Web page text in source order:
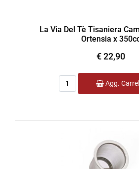
La Via Del Tè Tisaniera
Ortensia x
€ 22,90
Quantità
Agg.